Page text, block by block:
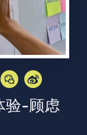
验-顾虑